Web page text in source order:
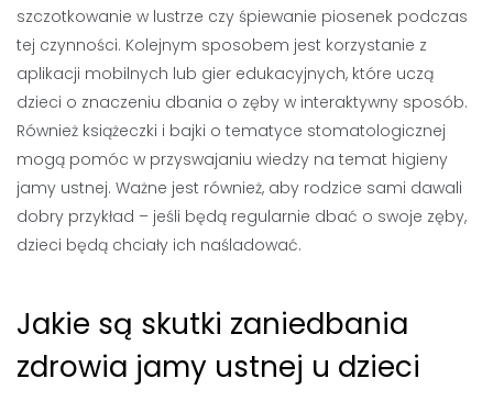
szczotkowanie w lustrze czy śpiewanie piosenek podczas
tej czynności. Kolejnym sposobem jest korzystanie z
aplikacji mobilnych lub gier edukacyjnych, które uczą
dzieci o znaczeniu dbania o zęby w interaktywny sposób.
Również książeczki i bajki o tematyce stomatologicznej
mogą pomóc w przyswajaniu wiedzy na temat higieny
jamy ustnej. Ważne jest również, aby rodzice sami dawali
dobry przykład – jeśli będą regularnie dbać o swoje zęby,
dzieci będą chciały ich naśladować.
Jakie są skutki zaniedbania
zdrowia jamy ustnej u dzieci